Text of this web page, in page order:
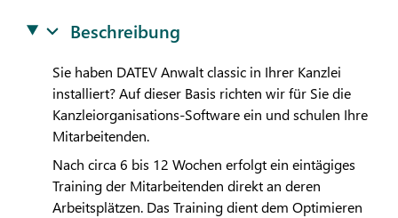
Beschreibung
Sie haben DATEVAnwalt classic in Ihrer Kanzlei
installiert? Auf dieser Basis richten wir für Sie die
Kanzleiorganisations-Software ein und schulen Ihre
Mitarbeitenden.
Nach circa 6 bis 12 Wochen erfolgt ein eintägiges
Training der Mitarbeitenden direkt an deren
Arbeitsplätzen. Das Training dient dem Optimieren